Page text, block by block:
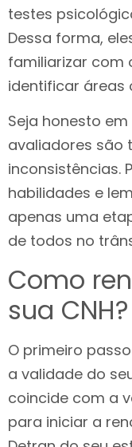
testes
Dessa forma,
familiarizar com
identificar áreas
Seja honesto
avaliadores são
inconsistências.
habilidades e
apenas uma
de todos no
Como
sua CNH?
O primeiro
a validade do
coincide com a
para iniciar a